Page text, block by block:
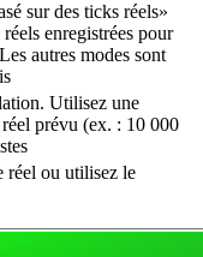
sur des ticks réels»
enregistrées pour
autres modes sont
Utilisez une
prévu (ex. : 10 000
réel ou utilisez le